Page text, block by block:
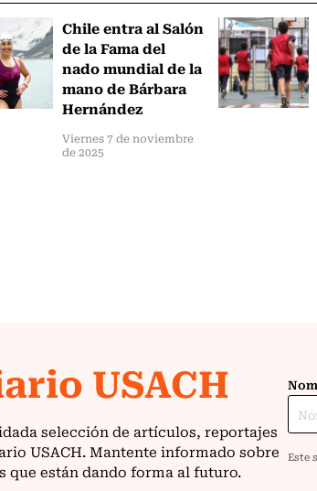
Chile entra al Salón
de la Fama del
nado mundial de la
mano de Bárbara
Hernández
Viernes 7 de noviembre
de 2025